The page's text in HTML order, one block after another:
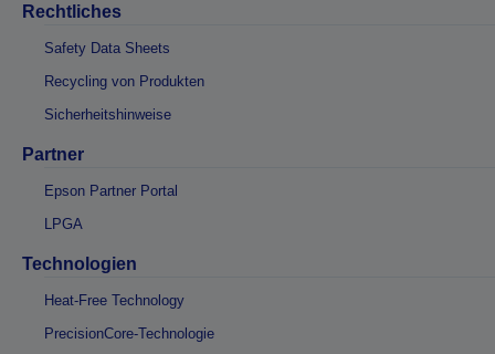
Rechtliches
Safety Data Sheets
Recycling von Produkten
Sicherheitshinweise
Partner
Epson Partner Portal
LPGA
Technologien
Heat-Free Technology
PrecisionCore-Technologie